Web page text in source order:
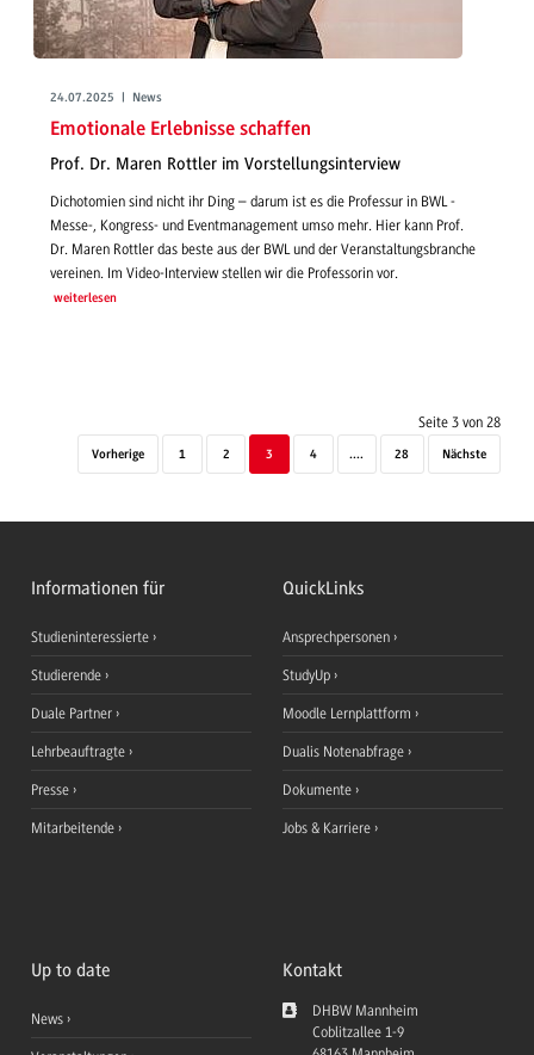
24.07.2025 | News
Emotionale Erlebnisse schaffen
Prof. Dr. Maren Rottler im Vorstellungsinterview
Dichotomien sind nicht ihr Ding – darum ist es die Professur in BWL -
Messe-, Kongress- und Eventmanagement umso mehr. Hier kann Prof.
Dr. Maren Rottler das beste aus der BWL und der Veranstaltungsbranche
vereinen. Im Video-Interview stellen wir die Professorin vor.
weiterlesen
Seite 3 von 28
Vorherige 1 2 3 4 .... 28 Nächste
Informationen für
Studieninteressierte
Studierende
Duale Partner
Lehrbeauftragte
Presse
Mitarbeitende
QuickLinks
Ansprechpersonen
StudyUp
Moodle Lernplattform
Dualis Notenabfrage
Dokumente
Jobs & Karriere
Up to date
News
Kontakt
DHBW Mannheim
Coblitzallee 1-9